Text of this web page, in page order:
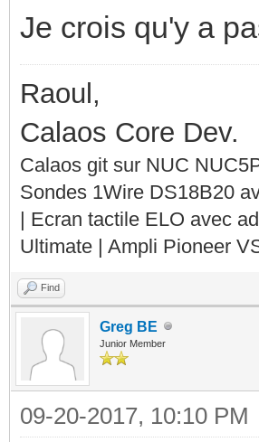
Je crois qu'y a
Raoul,
Calaos Core Dev.
Calaos git sur NUC
Sondes 1Wire DS18B20
| Ecran tactile ELO avec
Ultimate | Ampli Pioneer
Find
Greg BE
Junior Member
09-20-2017, 10:10 PM